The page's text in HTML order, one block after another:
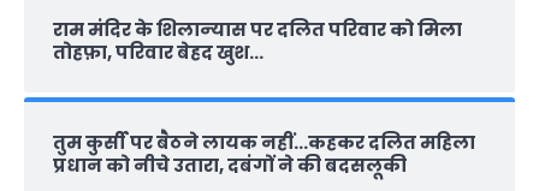
राम मंदिर के शिलान्‍यास पर दलित परिवार को मिला
तोहफ़ा, परिवार बेहद खुश…
तुम कुर्सी पर बैठने लायक नहीं…कहकर दलित महिला
प्रधान को नीचे उतारा, दबंगों ने की बदसलूकी